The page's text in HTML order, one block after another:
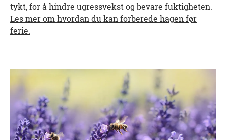
tykt, for å hindre ugressvekst og bevare fuktigheten.
Les mer om hvordan du kan forberede hagen før
ferie.